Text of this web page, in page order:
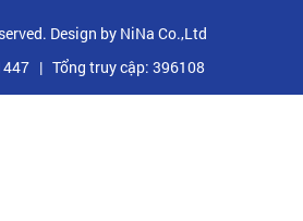
Design by NiNa Co.,Ltd
| Tổng truy cập: 396108